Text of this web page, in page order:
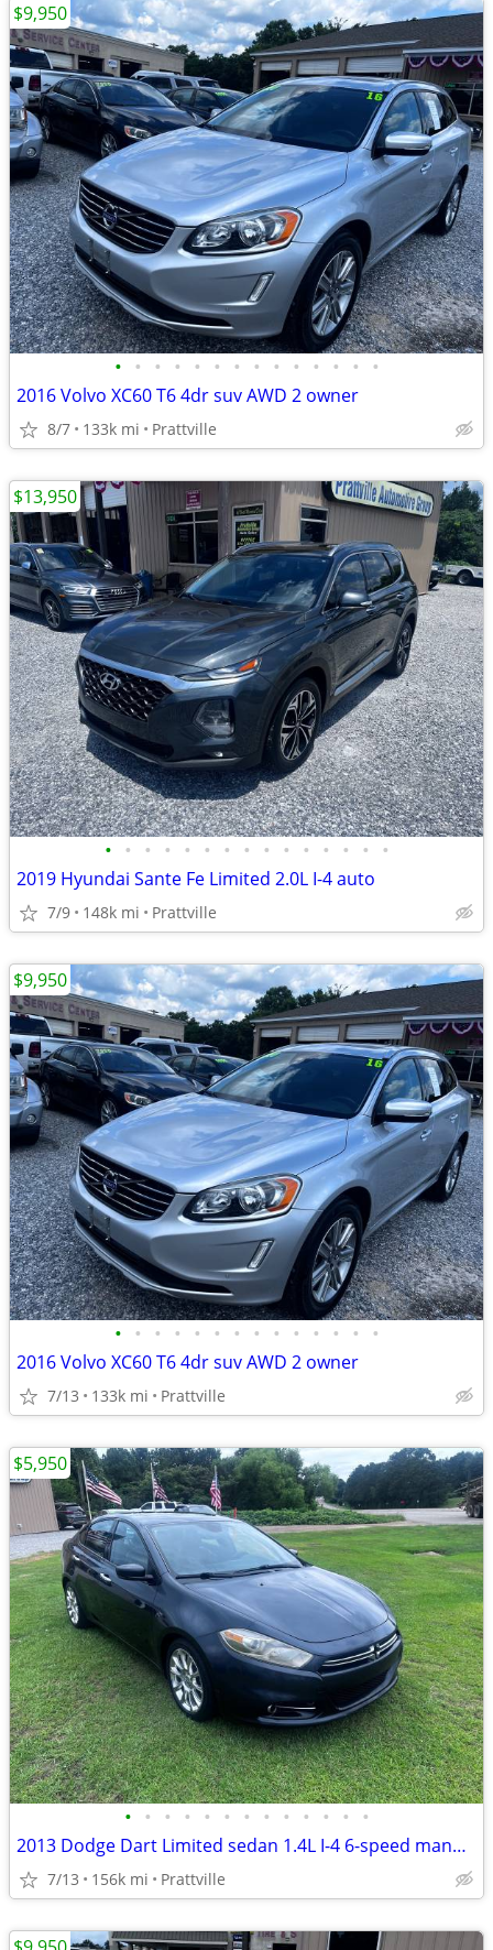
• • • • • • • • • • • • • •
2016 Volvo XC60 T6 4dr suv AWD 2 owner
8/7 133k mi Prattville
$9,950
• • • • • • • • • • • • • • •
2019 Hyundai Sante Fe Limited 2.0L I-4 auto
7/9 148k mi Prattville
$13,950
• • • • • • • • • • • • • •
2016 Volvo XC60 T6 4dr suv AWD 2 owner
7/13 133k mi Prattville
$9,950
• • • • • • • • • • • • •
2013 Dodge Dart Limited sedan 1.4L I-4 6-speed manual
7/13 156k mi Prattville
$5,950